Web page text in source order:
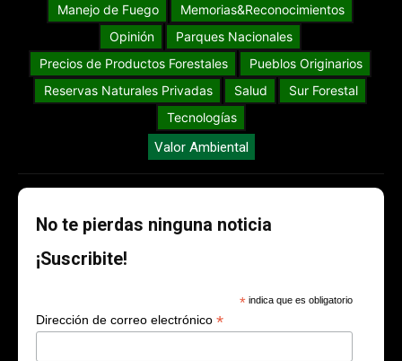
Manejo de Fuego
Memorias&Reconocimientos
Opinión
Parques Nacionales
Precios de Productos Forestales
Pueblos Originarios
Reservas Naturales Privadas
Salud
Sur Forestal
Tecnologías
Valor Ambiental
No te pierdas ninguna noticia
¡Suscribite!
* indica que es obligatorio
Dirección de correo electrónico *